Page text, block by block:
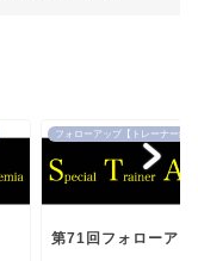
フォローアップ【トレーナー編】
第71回フォローアッ